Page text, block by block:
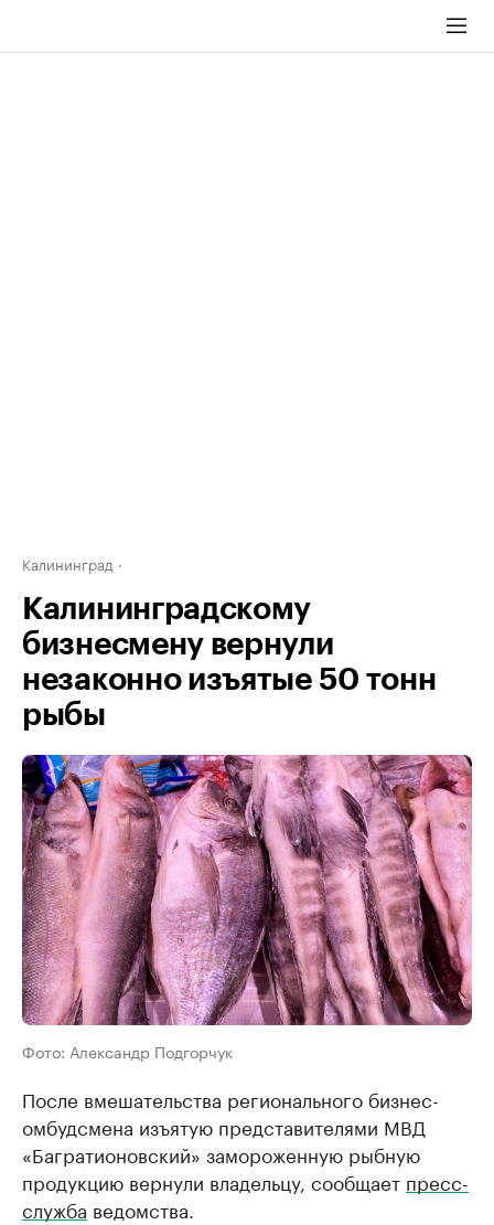
Калининград
Калининградскому
бизнесмену вернули
незаконно изъятые 50 тонн
рыбы
Фото: Александр Подгорчук
После вмешательства регионального бизнес-
омбудсмена изъятую представителями МВД
«Багратионовский» замороженную рыбную
продукцию вернули владельцу, сообщает пресс-
служба ведомства.